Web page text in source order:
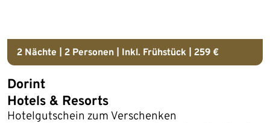
2 Nächte | 2 Personen | Inkl. Frühstück | 259 €
Dorint
Hotels & Resorts
Hotelgutschein zum Verschenken